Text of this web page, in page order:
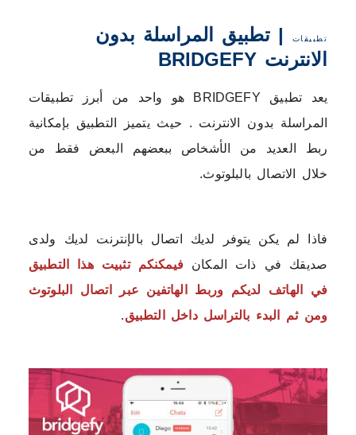
تطبيقات
| تطبيق المراسلة بدون
الانترنت BRIDGEFY
يعد تطبيق BRIDGEFY هو واحد من أبرز تطبيقات
المراسلة بدون الانترنت . حيث يتميز التطبيق بإمكانية
ربط العديد من الأشخاص ببعضهم البعض فقط من
خلال الاتصال بالبلوتوث.
فاذا لم يكن يتوفر لديك اتصال بالإنترنت لديك ولدى
صديقك في ذات المكان فيمكنكم تثبيت هذا التطبيق
في الهاتف لديكم وربط الهاتفين عبر اتصال البلوتوث
ومن ثم البدء بالتراسل داخل التطبيق.